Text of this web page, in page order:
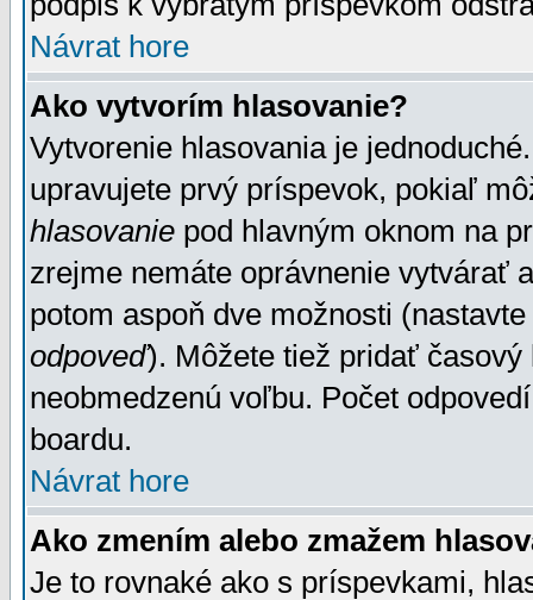
Návrat hore
Ako vytvorím hlasovanie?
Vytvorenie hlasovania je
upravujete prvý príspevok, pokiaľ
hlasovanie pod hlavným oknom na
zrejme nemáte oprávnenie vytvárať
potom aspoň dve možnosti
odpoveď). Môžete tiež pridať
neobmedzenú voľbu. Počet
boardu.
Návrat hore
Ako zmením alebo zmažem
Je to rovnaké ako s príspevkami,